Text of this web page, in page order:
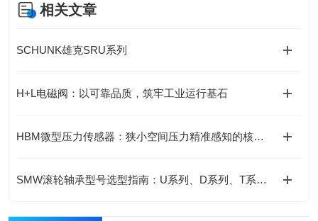
相关文章
SCHUNK雄克SRU系列
H+L电磁阀：以可靠品质，筑牢工业运行基石
HBM微型压力传感器：狭小空间压力精准感知的核心支撑
SMW滚轮轴承型号选型指南：U系列、D系列、T系列对比